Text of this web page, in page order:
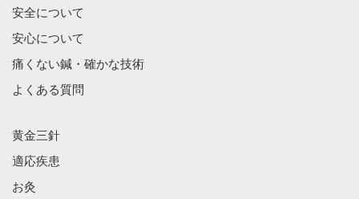
安全について
安心について
痛くない鍼・確かな技術
よくある質問
黄金三針
適応疾患
お灸